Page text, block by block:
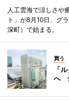
人工雲海で涼しさや
ト」が8月10日、グ
深町）で始まる。
買う
「
へ